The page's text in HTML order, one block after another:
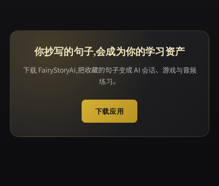
你抄写的句子,会成为你的学习资产
下载 FairyStoryAI,把收藏的句子变成 AI 会话、游戏与音频
练习。
下载应用